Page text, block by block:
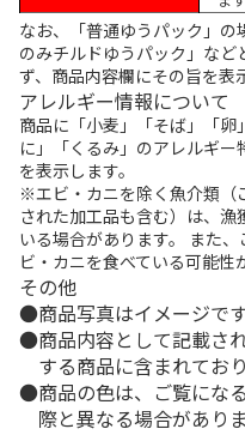
なお、「普通ゆうパック」
のみチルドゆうパック」な
ず、商品内容欄にその旨を表
アレルギー情報について
商品に「小麦」「そば」「
に」「くるみ」のアレルギ
を表示します。
※エビ・カニを除く魚介類（
された加工品も含む）は、
いる場合があります。 また
ビ・カニを食べている可能性
その他
商品写真はイメージです
商品内容として記載さ
する商品に含まれてお
商品の色は、ご覧にな
際と異なる場合がありま